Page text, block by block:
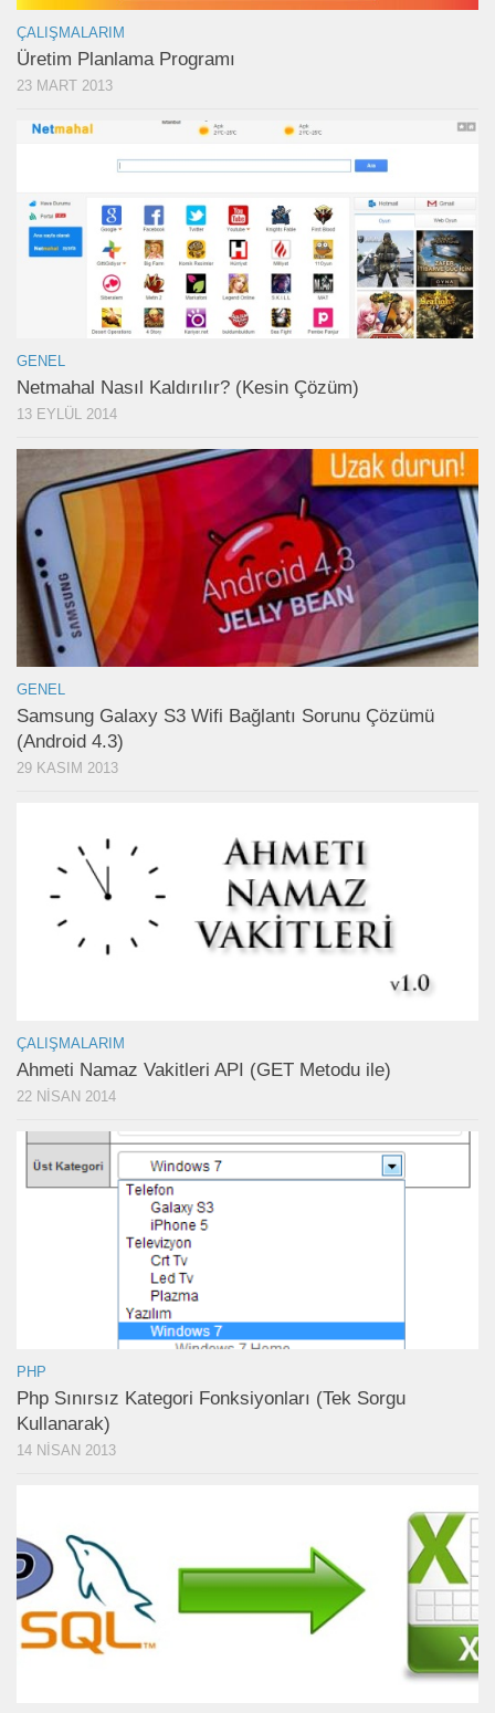
ÇALIŞMALARIM
Üretim Planlama Programı
23 MART 2013
GENEL
Netmahal Nasıl Kaldırılır? (Kesin Çözüm)
13 EYLÜL 2014
GENEL
Samsung Galaxy S3 Wifi Bağlantı Sorunu Çözümü
(Android 4.3)
29 KASIM 2013
ÇALIŞMALARIM
Ahmeti Namaz Vakitleri API (GET Metodu ile)
22 NISAN 2014
PHP
Php Sınırsız Kategori Fonksiyonları (Tek Sorgu
Kullanarak)
14 NISAN 2013